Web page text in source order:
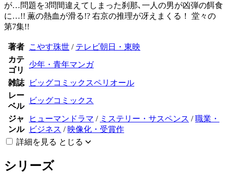
が…問題を3問間違えてしまった刹那､一人の男が凶弾の餌食
に…!! 薫の熱血が滑る!? 右京の推理が冴えまくる！ 堂々の
第7集!!
著者 こやす珠世 / テレビ朝日・東映
カテ
ゴリ
少年・青年マンガ
雑誌
ビッグコミックスペリオール
レー
ベル
ビッグコミックス
ジャ
ンル
ヒューマンドラマ / ミステリー・サスペンス /職業・
ビジネス / 映像化・受賞作
詳細を見る とじる
シリーズ